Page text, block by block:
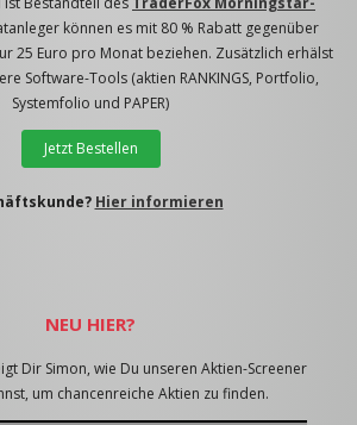
können es mit 80 % Rabatt gegenüber
25 Euro pro Monat beziehen. Zusätzlich erhälst
Software-Tools (aktien RANKINGS, Portfolio,
Systemfolio und PAPER)
Jetzt Bestellen
Hier informieren
NEU HIER?
Dir Simon, wie Du unseren Aktien-Screener
um chancenreiche Aktien zu finden.